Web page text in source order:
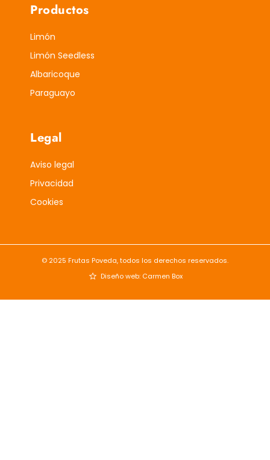
Productos
Limón
Limón Seedless
Albaricoque
Paraguayo
Legal
Aviso legal
Privacidad
Cookies
© 2025 Frutas Poveda, todos los derechos reservados.
Diseño web: Carmen Box